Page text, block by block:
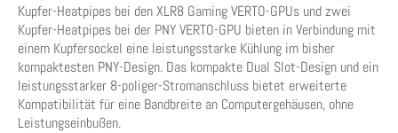
Kupfer-Heatpipes bei den XLR8 Gaming VERTO-GPUs und zwei
Kupfer-Heatpipes bei der PNY VERTO-GPU bieten in Verbindung mit
einem Kupfersockel eine leistungsstarke Kühlung im bisher
kompaktesten PNY-Design. Das kompakte Dual Slot-Design und ein
leistungsstarker 8-poliger-Stromanschluss bietet erweiterte
Kompatibilität für eine Bandbreite an Computergehäusen, ohne
Leistungseinbußen.